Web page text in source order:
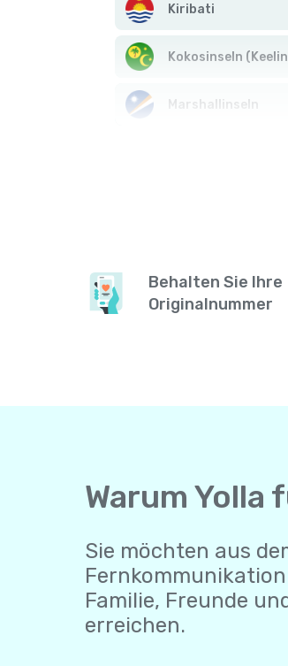
Kiribati
Kokosinseln
Marshallinseln
Behalten Sie Ihre
Originalnummer
Warum Yolla
Sie möchten aus
Familie, Freunde
erreichen.